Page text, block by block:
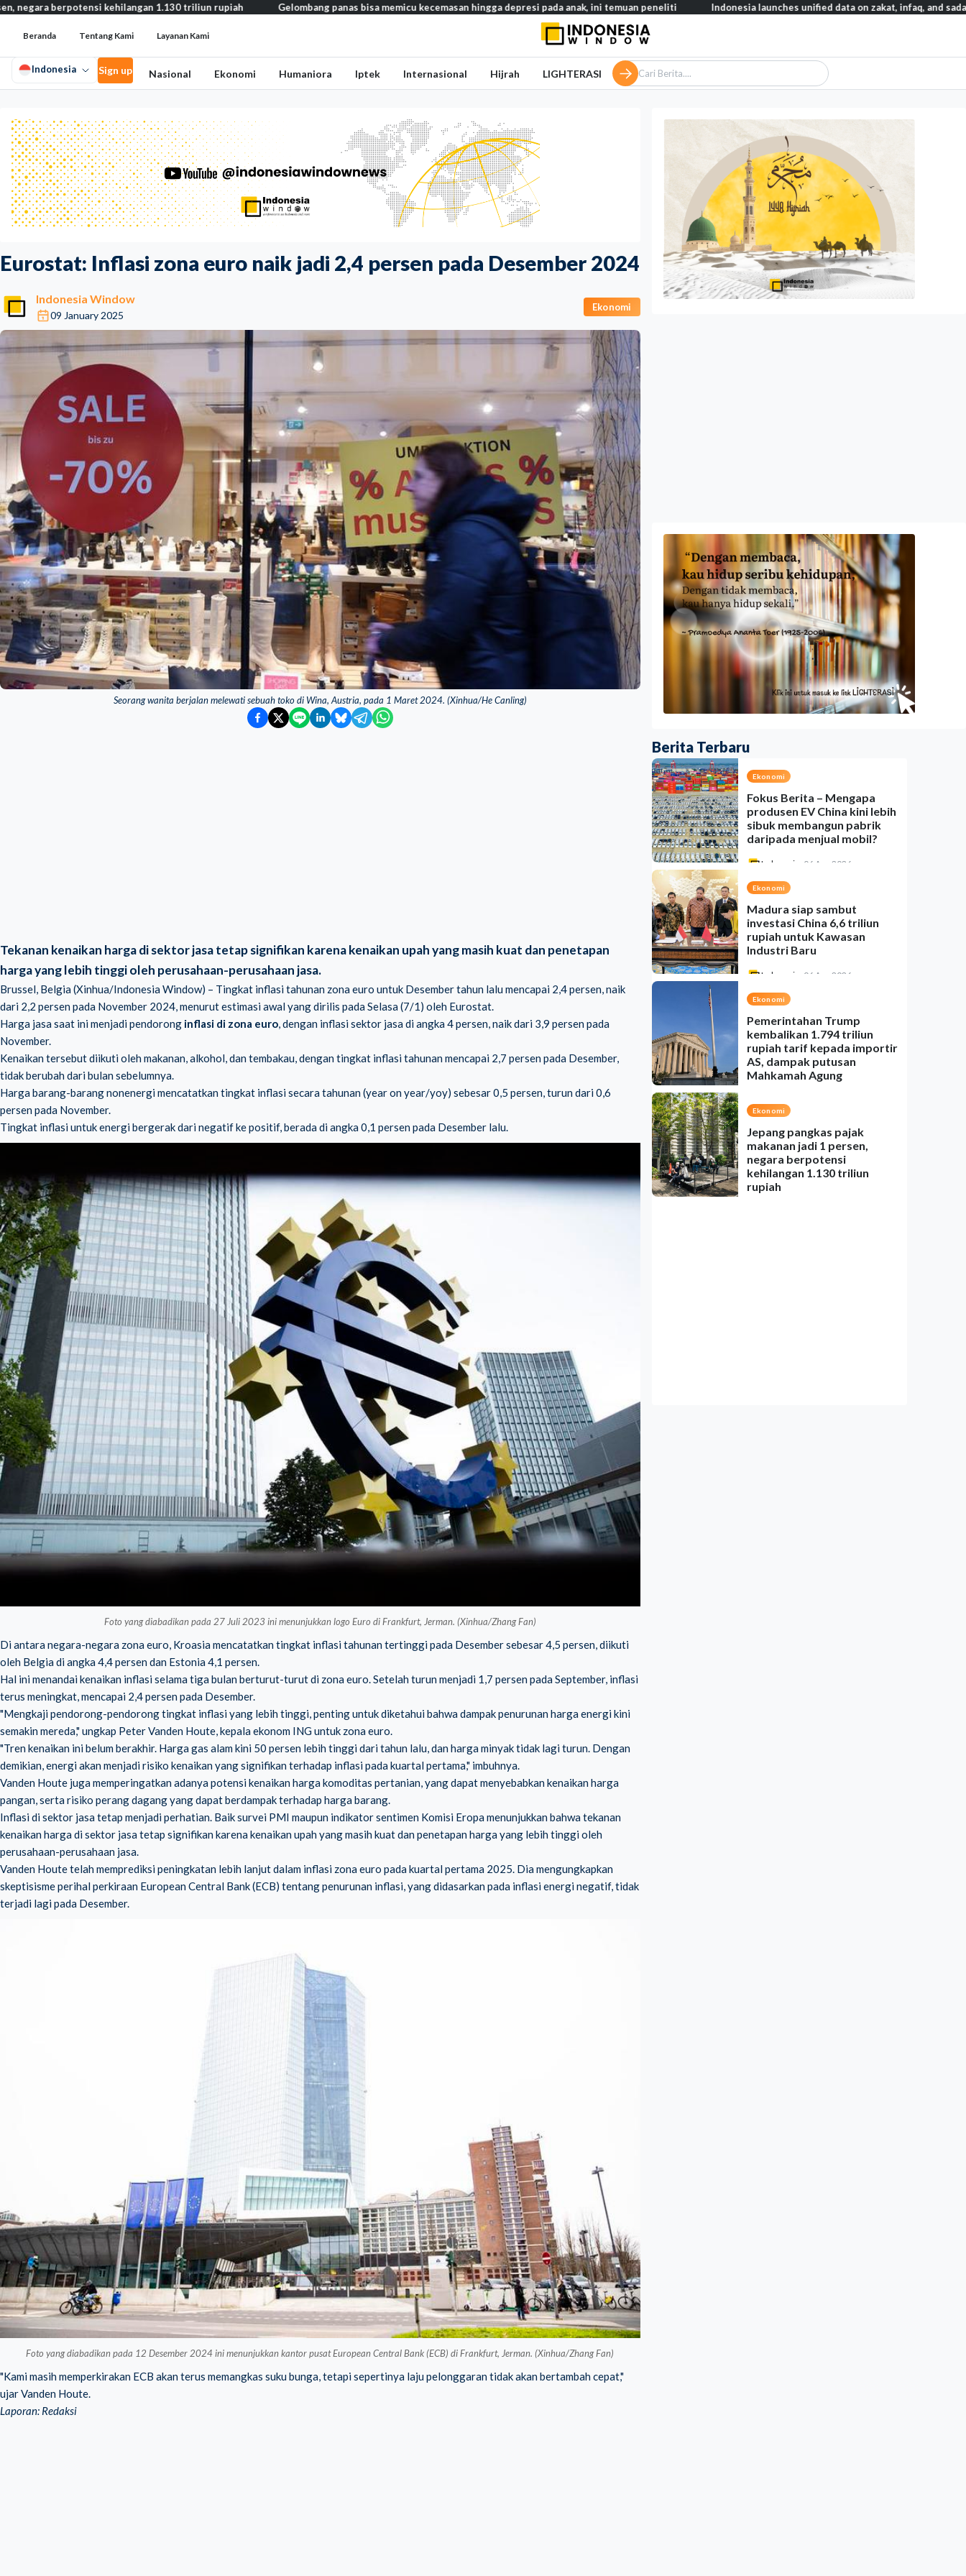
Eurostat: Inflasi zona euro naik jadi 2,4 persen pada Desember 2024
Indonesia Window
09 January 2025
Ekonomi
Seorang wanita berjalan melewati sebuah toko di Wina, Austria, pada 1 Maret 2024. (Xinhua/He Canling)
Tekanan kenaikan harga di sektor jasa tetap signifikan karena kenaikan upah yang masih kuat dan penetapan
harga yang lebih tinggi oleh perusahaan-perusahaan jasa.
Brussel, Belgia (Xinhua/Indonesia Window) – Tingkat inflasi tahunan zona euro untuk Desember tahun lalu mencapai 2,4 persen, naik
dari 2,2 persen pada November 2024, menurut estimasi awal yang dirilis pada Selasa (7/1) oleh Eurostat.
Harga jasa saat ini menjadi pendorong inflasi di zona euro, dengan inflasi sektor jasa di angka 4 persen, naik dari 3,9 persen pada
November.
Kenaikan tersebut diikuti oleh makanan, alkohol, dan tembakau, dengan tingkat inflasi tahunan mencapai 2,7 persen pada Desember,
tidak berubah dari bulan sebelumnya.
Harga barang-barang nonenergi mencatatkan tingkat inflasi secara tahunan (year on year/yoy) sebesar 0,5 persen, turun dari 0,6
persen pada November.
Tingkat inflasi untuk energi bergerak dari negatif ke positif, berada di angka 0,1 persen pada Desember lalu.
Foto yang diabadikan pada 27 Juli 2023 ini menunjukkan logo Euro di Frankfurt, Jerman. (Xinhua/Zhang Fan)
Di antara negara-negara zona euro, Kroasia mencatatkan tingkat inflasi tahunan tertinggi pada Desember sebesar 4,5 persen, diikuti
oleh Belgia di angka 4,4 persen dan Estonia 4,1 persen.
Hal ini menandai kenaikan inflasi selama tiga bulan berturut-turut di zona euro. Setelah turun menjadi 1,7 persen pada September, inflasi
terus meningkat, mencapai 2,4 persen pada Desember.
"Mengkaji pendorong-pendorong tingkat inflasi yang lebih tinggi, penting untuk diketahui bahwa dampak penurunan harga energi kini
semakin mereda," ungkap Peter Vanden Houte, kepala ekonom ING untuk zona euro.
"Tren kenaikan ini belum berakhir. Harga gas alam kini 50 persen lebih tinggi dari tahun lalu, dan harga minyak tidak lagi turun. Dengan
demikian, energi akan menjadi risiko kenaikan yang signifikan terhadap inflasi pada kuartal pertama," imbuhnya.
Vanden Houte juga memperingatkan adanya potensi kenaikan harga komoditas pertanian, yang dapat menyebabkan kenaikan harga
pangan, serta risiko perang dagang yang dapat berdampak terhadap harga barang.
Inflasi di sektor jasa tetap menjadi perhatian. Baik survei PMI maupun indikator sentimen Komisi Eropa menunjukkan bahwa tekanan
kenaikan harga di sektor jasa tetap signifikan karena kenaikan upah yang masih kuat dan penetapan harga yang lebih tinggi oleh
perusahaan-perusahaan jasa.
Vanden Houte telah memprediksi peningkatan lebih lanjut dalam inflasi zona euro pada kuartal pertama 2025. Dia mengungkapkan
skeptisisme perihal perkiraan European Central Bank (ECB) tentang penurunan inflasi, yang didasarkan pada inflasi energi negatif, tidak
terjadi lagi pada Desember.
Foto yang diabadikan pada 12 Desember 2024 ini menunjukkan kantor pusat European Central Bank (ECB) di Frankfurt, Jerman. (Xinhua/Zhang Fan)
"Kami masih memperkirakan ECB akan terus memangkas suku bunga, tetapi sepertinya laju pelonggaran tidak akan bertambah cepat,"
ujar Vanden Houte.
Laporan: Redaksi
Berita Terbaru
Ekonomi
Fokus Berita – Mengapa
produsen EV China kini lebih
sibuk membangun pabrik
daripada menjual mobil?
Indonesia 06 Aug 2026
Ekonomi
Madura siap sambut
investasi China 6,6 triliun
rupiah untuk Kawasan
Industri Baru
Indonesia 06 Aug 2026
Ekonomi
Pemerintahan Trump
kembalikan 1.794 triliun
rupiah tarif kepada importir
AS, dampak putusan
Mahkamah Agung
Ekonomi
Jepang pangkas pajak
makanan jadi 1 persen,
negara berpotensi
kehilangan 1.130 triliun
rupiah
kehilangan 1.130 triliun rupiah Gelombang panas bisa memicu kecemasan hingga depresi pada anak, ini temuan peneliti Indonesia launches unified data on zakat, infaq, and sadaqah Satu
Beranda Tentang Kami Layanan Kami
Indonesia Sign up Nasional Ekonomi Humaniora Iptek Internasional Hijrah LIGHTERASI